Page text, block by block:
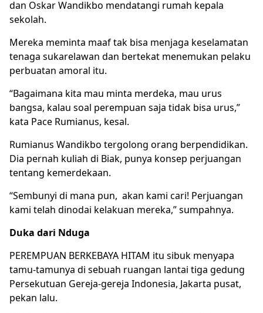
dan Oskar Wandikbo mendatangi rumah kepala
sekolah.
Mereka meminta maaf tak bisa menjaga keselamatan
tenaga sukarelawan dan bertekat menemukan pelaku
perbuatan amoral itu.
“Bagaimana kita mau minta merdeka, mau urus
bangsa, kalau soal perempuan saja tidak bisa urus,”
kata Pace Rumianus, kesal.
Rumianus Wandikbo tergolong orang berpendidikan.
Dia pernah kuliah di Biak, punya konsep perjuangan
tentang kemerdekaan.
“Sembunyi di mana pun, akan kami cari! Perjuangan
kami telah dinodai kelakuan mereka,” sumpahnya.
Duka dari Nduga
PEREMPUAN BERKEBAYA HITAM itu sibuk menyapa
tamu-tamunya di sebuah ruangan lantai tiga gedung
Persekutuan Gereja-gereja Indonesia, Jakarta pusat,
pekan lalu.